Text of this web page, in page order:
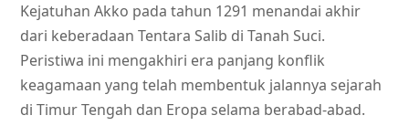
Kejatuhan Akko pada tahun 1291 menandai akhir
dari keberadaan Tentara Salib di Tanah Suci.
Peristiwa ini mengakhiri era panjang konflik
keagamaan yang telah membentuk jalannya sejarah
di Timur Tengah dan Eropa selama berabad-abad.